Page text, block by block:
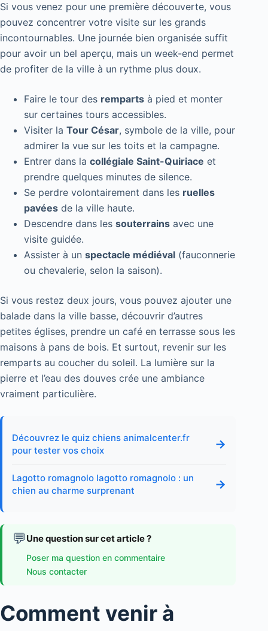
Si vous venez pour une première découverte, vous
pouvez concentrer votre visite sur les grands
incontournables. Une journée bien organisée suffit
pour avoir un bel aperçu, mais un week-end permet
de profiter de la ville à un rythme plus doux.
Faire le tour des remparts à pied et monter
sur certaines tours accessibles.
Visiter la Tour César, symbole de la ville, pour
admirer la vue sur les toits et la campagne.
Entrer dans la collégiale Saint-Quiriace et
prendre quelques minutes de silence.
Se perdre volontairement dans les ruelles
pavées de la ville haute.
Descendre dans les souterrains avec une
visite guidée.
Assister à un spectacle médiéval (fauconnerie
ou chevalerie, selon la saison).
Si vous restez deux jours, vous pouvez ajouter une
balade dans la ville basse, découvrir d’autres
petites églises, prendre un café en terrasse sous les
maisons à pans de bois. Et surtout, revenir sur les
remparts au coucher du soleil. La lumière sur la
pierre et l’eau des douves crée une ambiance
vraiment particulière.
Découvrez le quiz chiens animalcenter.fr
pour tester vos choix
→
Lagotto romagnolo lagotto romagnolo : un
chien au charme surprenant
→
💬 Une question sur cet article ?
Poser ma question en commentaire
Nous contacter
Comment venir à